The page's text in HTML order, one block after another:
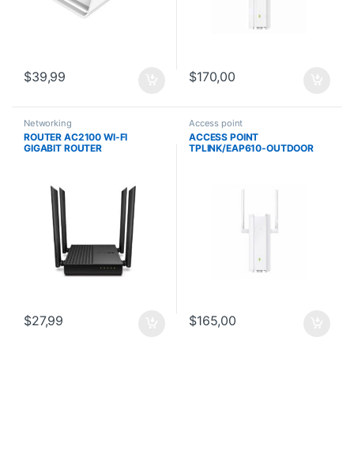
$39,99 $170,00
Networking
ROUTER AC2100 WI-FI
GIGABIT ROUTER
$27,99
Access point
ACCESS POINT
TPLINK/EAP610-OUTDOOR
$165,00